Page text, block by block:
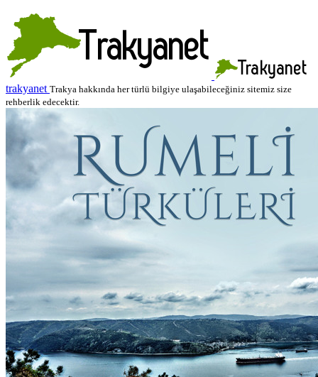
trakyanet Trakya hakkında her türlü bilgiye ulaşabileceğiniz sitemiz size
rehberlik edecektir.